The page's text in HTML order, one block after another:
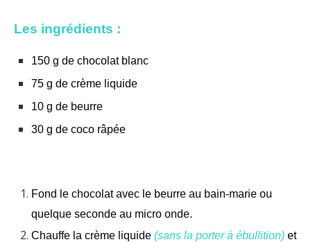
Les ingrédients :
150 g de chocolat blanc
75 g de crème liquide
10 g de beurre
30 g de coco râpée
Fond le chocolat avec le beurre au bain-marie ou
quelque seconde au micro onde.
Chauffe la crème liquide (sans la porter à ébullition) et